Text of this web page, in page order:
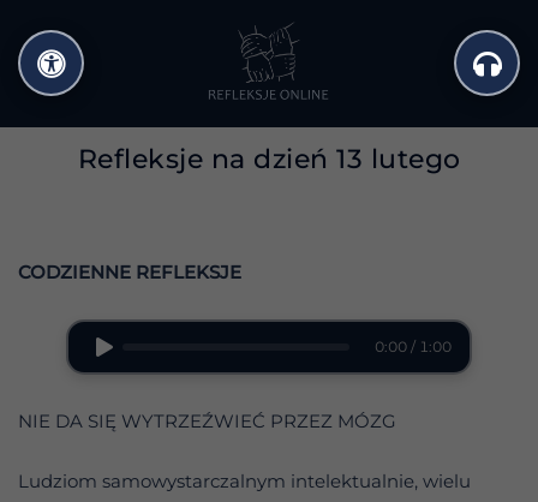
do
treści
Refleksje na dzień 13 lutego
CODZIENNE REFLEKSJE
0:00 / 1:00
NIE DA SIĘ WYTRZEŹWIEĆ PRZEZ MÓZG
Ludziom samowystarczalnym intelektualnie, wielu